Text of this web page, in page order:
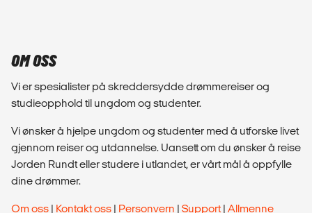
OM OSS
Vi er spesialister på skreddersydde drømmereiser og
studieopphold til ungdom og studenter.
Vi ønsker å hjelpe ungdom og studenter med å utforske livet
gjennom reiser og utdannelse. Uansett om du ønsker å reise
Jorden Rundt eller studere i utlandet, er vårt mål å oppfylle
dine drømmer.
Om oss | Kontakt oss | Personvern | Support| Allmenne